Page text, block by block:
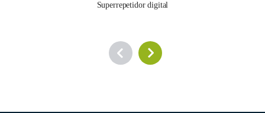
Superrepetidor digital